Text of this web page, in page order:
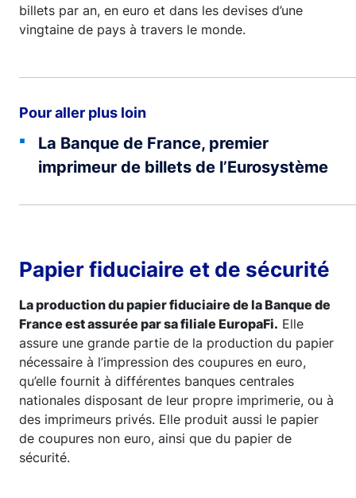
billets par an, en euro et dans les devises d’une
vingtaine de pays à travers le monde.
Pour aller plus loin
La Banque de France, premier
imprimeur de billets de l’Eurosystème
Papier fiduciaire et de sécurité
La production du papier fiduciaire de la Banque de
France est assurée par sa filiale EuropaFi. Elle
assure une grande partie de la production du papier
nécessaire à l’impression des coupures en euro,
qu’elle fournit à différentes banques centrales
nationales disposant de leur propre imprimerie, ou à
des imprimeurs privés. Elle produit aussi le papier
de coupures non euro, ainsi que du papier de
sécurité.